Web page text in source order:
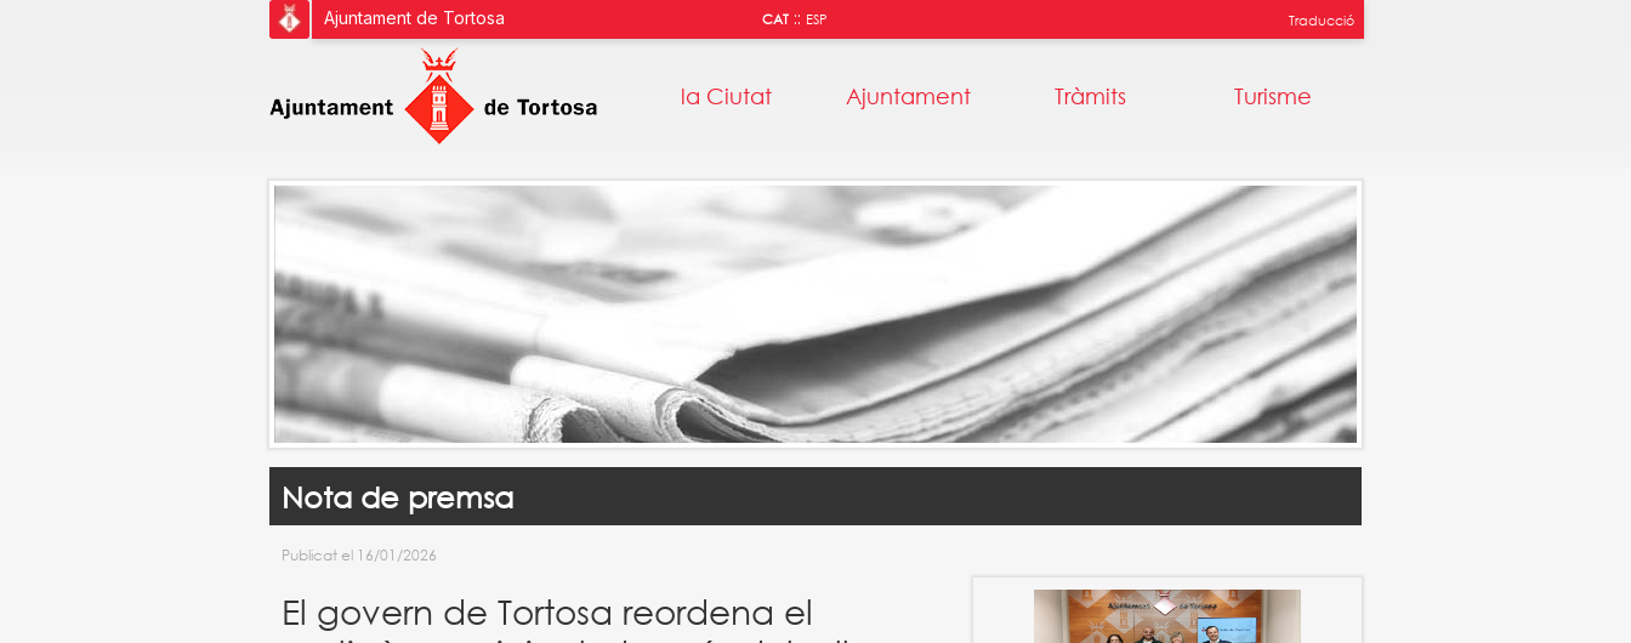
Ajuntament de Tortosa CAT:: ESP Traducció
la Ciutat Ajuntament Tràmits Turisme
Nota de premsa
Publicat el 16/01/2026
El govern de Tortosa reordena el